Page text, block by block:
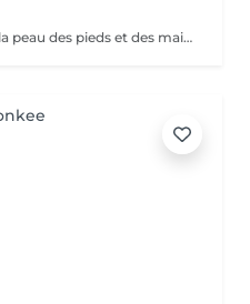
La paraffine agit en protégeant la peau des pieds et des mains contre les agressions extérieures. Sa capacité de rétention d'eau favorise l'hydratation de la peau. Le traitement à la paraffine est idéal pour avoir des membres lisses. En effet, ce produit procure un effet rajeunissant à la peau, en plus de l'adoucir. Uniquement avec un service de beauté des pieds ou de pédicurie effectué à l'institut le même jour